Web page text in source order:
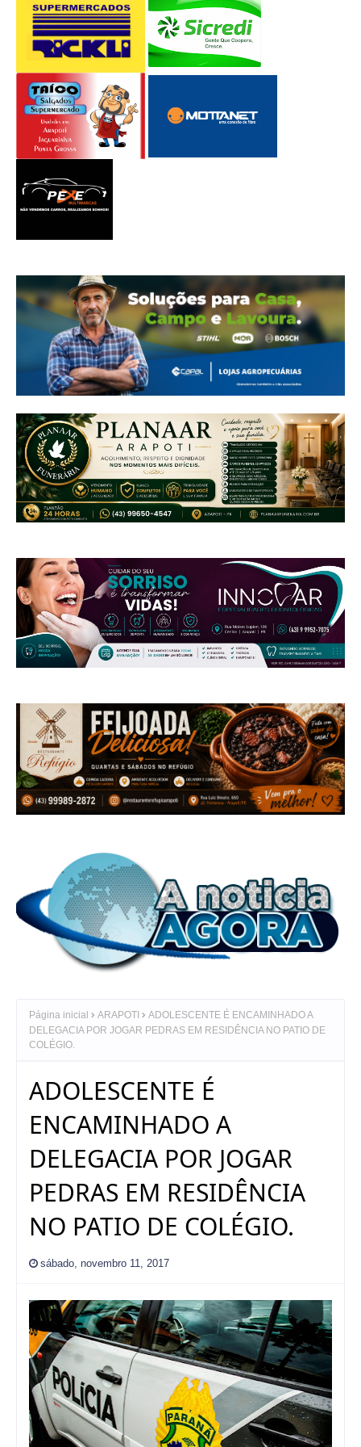
Página inicial ARAPOTI
ADOLESCENTE É ENCAMINHADO A
DELEGACIA POR JOGAR PEDRAS EM RESIDÊNCIA NO PATIO DE
COLÉGIO.
ADOLESCENTE É
ENCAMINHADO A
DELEGACIA POR JOGAR
PEDRAS EM RESIDÊNCIA
NO PATIO DE COLÉGIO.
sábado, novembro 11, 2017